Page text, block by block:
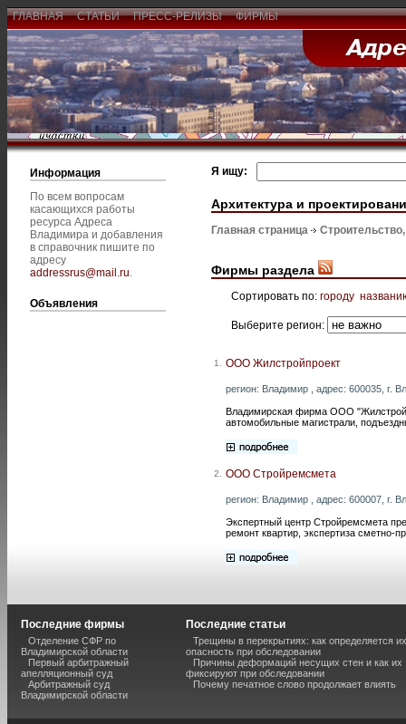
ГЛАВНАЯ СТАТЬИ ПРЕСС-РЕЛИЗЫ ФИРМЫ
Информация
По всем вопросам
касающихся работы
ресурса Адреса
Владимира и добавления
в справочник пишите по
адресу
addressrus@mail.ru.
Объявления
Я ищу:
Архитектура и
Главная страница
Фирмы раздела
Сортировать по: городу
Выберите регион:
1. ООО Жилстройпроект
регион: Владимир , адрес: 600035, г.
Владимирская фирма ООО
автомобильные магистрали,
2. ООО Стройремсмета
регион: Владимир , адрес: 600007, г.
Экспертный центр Стройремсмета
ремонт квартир, экспертиза сметно-
Последние фирмы
Отделение СФР по
Владимирской области
Первый арбитражный
апелляционный суд
Арбитражный суд
Владимирской области
Последние статьи
Трещины в перекрытиях: как определяется их
опасность при обследовании
Причины деформаций несущих стен и как их
фиксируют при обследовании
Почему печатное слово продолжает влиять